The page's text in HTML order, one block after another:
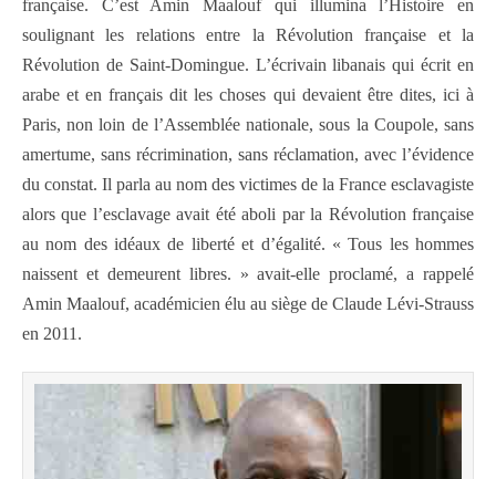
française. C’est Amin Maalouf qui illumina l’Histoire en
soulignant les relations entre la Révolution française et la
Révolution de Saint-Domingue. L’écrivain libanais qui écrit en
arabe et en français dit les choses qui devaient être dites, ici à
Paris, non loin de l’Assemblée nationale, sous la Coupole, sans
amertume, sans récrimination, sans réclamation, avec l’évidence
du constat. Il parla au nom des victimes de la France esclavagiste
alors que l’esclavage avait été aboli par la Révolution française
au nom des idéaux de liberté et d’égalité. « Tous les hommes
naissent et demeurent libres. » avait-elle proclamé, a rappelé
Amin Maalouf, académicien élu au siège de Claude Lévi-Strauss
en 2011.